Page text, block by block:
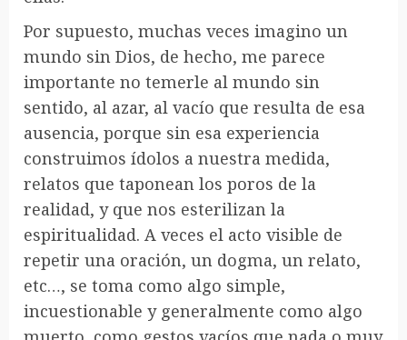
Por supuesto, muchas veces imagino un
mundo sin Dios, de hecho, me parece
importante no temerle al mundo sin
sentido, al azar, al vacío que resulta de esa
ausencia, porque sin esa experiencia
construimos ídolos a nuestra medida,
relatos que taponean los poros de la
realidad, y que nos esterilizan la
espiritualidad. A veces el acto visible de
repetir una oración, un dogma, un relato,
etc…, se toma como algo simple,
incuestionable y generalmente como algo